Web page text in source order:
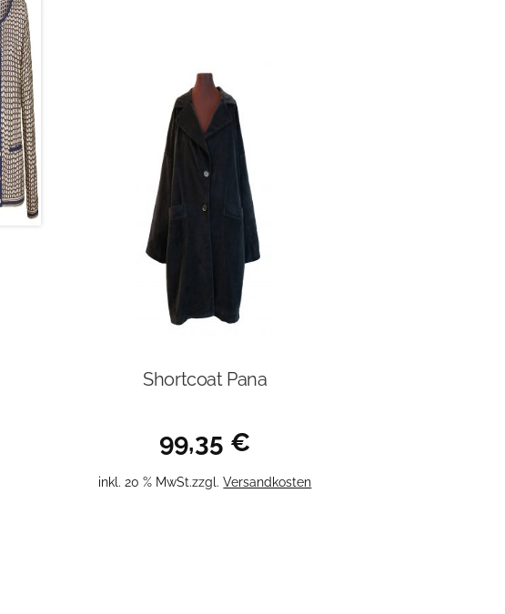
Shortcoat Pana
99,35 €
inkl. 20 % MwSt.zzgl.Versandkosten